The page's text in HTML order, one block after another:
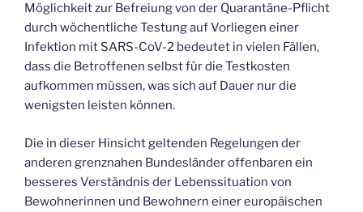
Möglichkeit zur Befreiung von der Quarantäne-Pflicht
durch wöchentliche Testung auf Vorliegen einer
Infektion mit SARS-CoV-2 bedeutet in vielen Fällen,
dass die Betroffenen selbst für die Testkosten
aufkommen müssen, was sich auf Dauer nur die
wenigsten leisten können.
Die in dieser Hinsicht geltenden Regelungen der
anderen grenznahen Bundesländer offenbaren ein
besseres Verständnis der Lebenssituation von
Bewohnerinnen und Bewohnern einer europäischen